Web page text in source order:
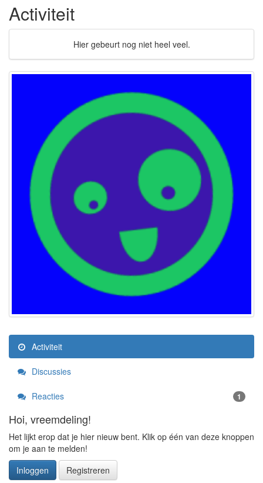
Activiteit
Hier gebeurt nog niet heel veel.
Activiteit
Discussies
Reacties 1
Hoi, vreemdeling!
Het lijkt erop dat je hier nieuw bent. Klik op één van deze knoppen
om je aan te melden!
Inloggen
Registreren